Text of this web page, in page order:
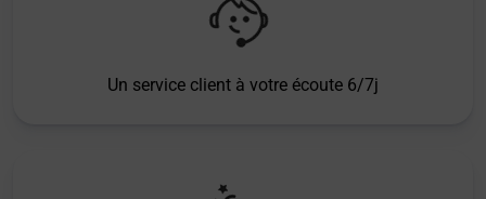
Un service client à votre écoute 6/7j